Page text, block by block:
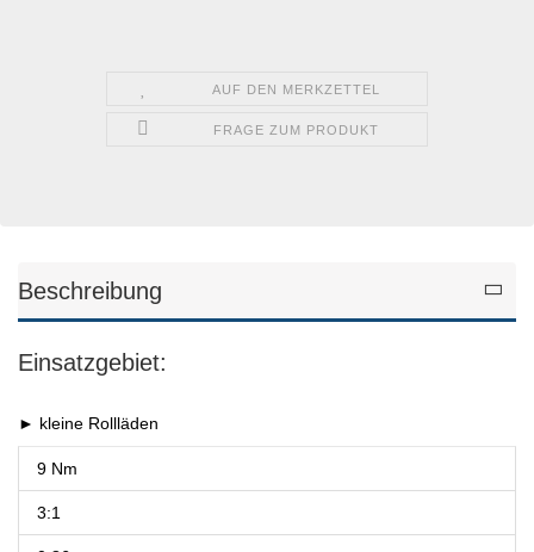
AUF DEN MERKZETTEL
FRAGE ZUM PRODUKT
Beschreibung
Einsatzgebiet:
► kleine Rollläden
9 Nm
3:1